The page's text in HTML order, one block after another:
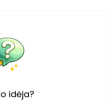
idėja?